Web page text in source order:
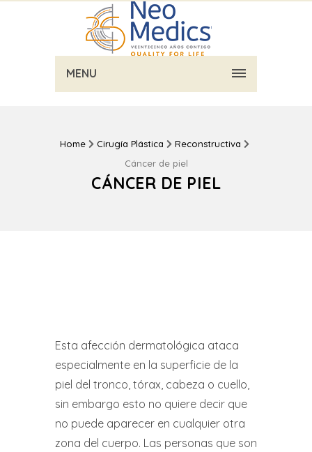
MENU
Home Cirugía Plástica
Reconstructiva
Cáncer de piel
CÁNCER DE PIEL
Esta afección dermatológica ataca
especialmente en la superficie de la
piel del tronco, tórax, cabeza o cuello,
sin embargo esto no quiere decir que
no puede aparecer en cualquier otra
zona del cuerpo. Las personas que son